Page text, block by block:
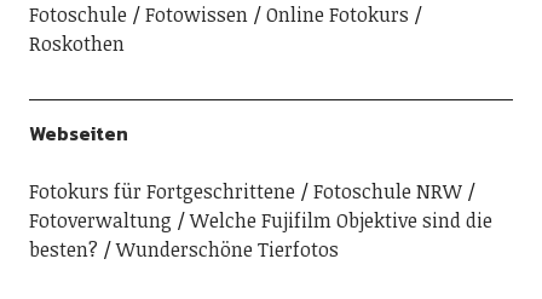
Fotoschule Fotowissen
Online Fotokurs
Roskothen
Webseiten
Fotokurs für Fortgeschrittene
Fotoschule NRW
Fotoverwaltung
Welche Fujifilm Objektive sind die
besten?
Wunderschöne Tierfotos